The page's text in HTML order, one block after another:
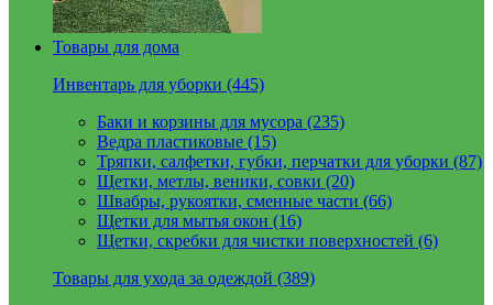
Товары для дома
Инвентарь для уборки (445)
Баки и корзины для мусора (235)
Ведра пластиковые (15)
Тряпки, салфетки, губки, перчатки для уборки (87)
Щетки, метлы, веники, совки (20)
Швабры, рукоятки, сменные части (66)
Щетки для мытья окон (16)
Щетки, скребки для чистки поверхностей (6)
Товары для ухода за одеждой (389)